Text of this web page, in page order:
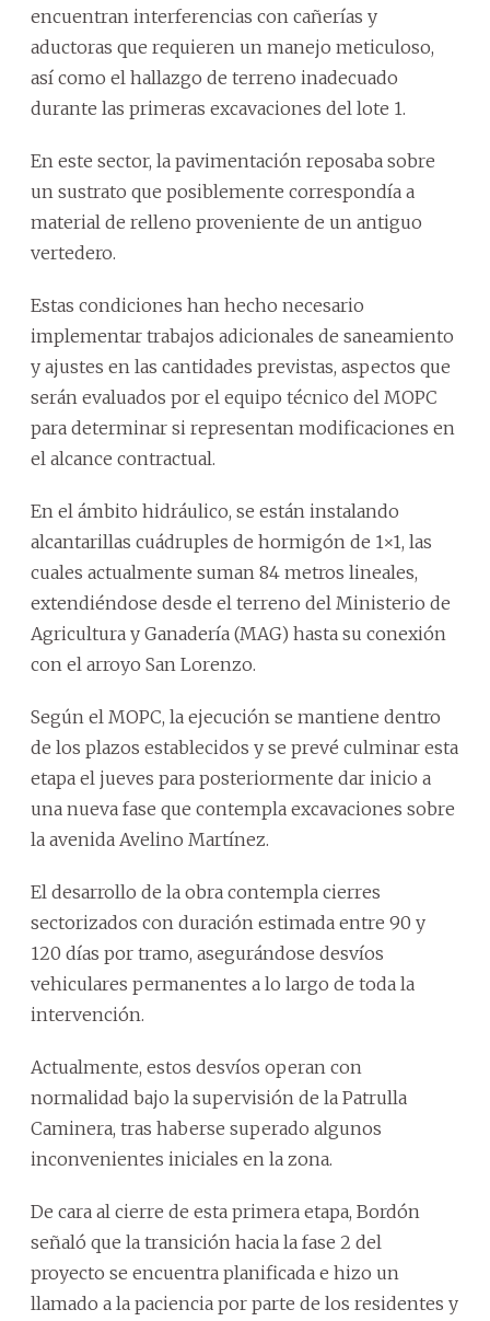
encuentran interferencias con cañerías y
aductoras que requieren un manejo meticuloso,
así como el hallazgo de terreno inadecuado
durante las primeras excavaciones del lote 1.
En este sector, la pavimentación reposaba sobre
un sustrato que posiblemente correspondía a
material de relleno proveniente de un antiguo
vertedero.
Estas condiciones han hecho necesario
implementar trabajos adicionales de saneamiento
y ajustes en las cantidades previstas, aspectos que
serán evaluados por el equipo técnico del MOPC
para determinar si representan modificaciones en
el alcance contractual.
En el ámbito hidráulico, se están instalando
alcantarillas cuádruples de hormigón de 1×1, las
cuales actualmente suman 84 metros lineales,
extendiéndose desde el terreno del Ministerio de
Agricultura y Ganadería (MAG) hasta su conexión
con el arroyo San Lorenzo.
Según el MOPC, la ejecución se mantiene dentro
de los plazos establecidos y se prevé culminar esta
etapa el jueves para posteriormente dar inicio a
una nueva fase que contempla excavaciones sobre
la avenida Avelino Martínez.
El desarrollo de la obra contempla cierres
sectorizados con duración estimada entre 90 y
120 días por tramo, asegurándose desvíos
vehiculares permanentes a lo largo de toda la
intervención.
Actualmente, estos desvíos operan con
normalidad bajo la supervisión de la Patrulla
Caminera, tras haberse superado algunos
inconvenientes iniciales en la zona.
De cara al cierre de esta primera etapa, Bordón
señaló que la transición hacia la fase 2 del
proyecto se encuentra planificada e hizo un
llamado a la paciencia por parte de los residentes y